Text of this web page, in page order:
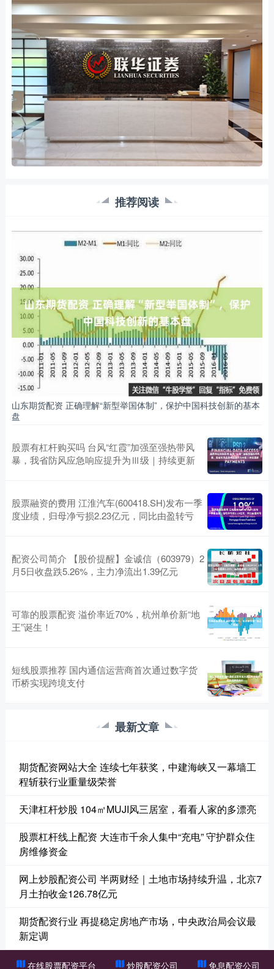
推荐阅读
山东期货配资 正确理解“新型举国体制”，保护中国科技创新的基本
盘
股票有杠杆购买吗 台风“红霞”加强至强热带风
暴，我省防风应急响应提升为Ⅲ级｜持续更新
股票融资的费用 江淮汽车(600418.SH)发布一季
度业绩，归母净亏损2.23亿元，同比由盈转亏
配资公司简介 【股价提醒】金诚信（603979）2
月5日收盘跌5.26%，主力净流出1.39亿元
可靠的股票配资 溢价率近70%，杭州单价新“地
王”诞生！
短线股票推荐 国内通信运营商首次通过数字货
币桥实现跨境支付
最新文章
期货配资网站大全 连续七年获奖，中建海峡又一幕墙工
程斩获行业重量级荣誉
天津杠杆炒股 104㎡MUJI风三居室，看看人家的多漂亮
股票杠杆线上配资 大连市千余人集中“充电” 守护群众住
房维修资金
网上炒股配资公司 半两财经｜土地市场持续升温，北京7
月土拍收金126.78亿元
期货配资行业 再提稳定房地产市场，中央政治局会议最
新定调
在线股票配资平台 炒股配资公司 免息配资公司